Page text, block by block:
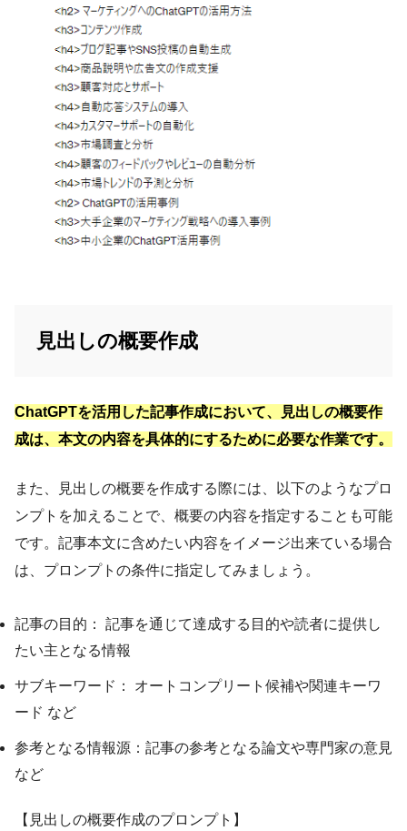
見出しの概要作成
ChatGPTを活用した記事作成において、見出しの概要作
成は、本文の内容を具体的にするために必要な作業です。
また、見出しの概要を作成する際には、以下のようなプロ
ンプトを加えることで、概要の内容を指定することも可能
です。記事本文に含めたい内容をイメージ出来ている場合
は、プロンプトの条件に指定してみましょう。
記事の目的： 記事を通じて達成する目的や読者に提供し
たい主となる情報
サブキーワード： オートコンプリート候補や関連キーワ
ード など
参考となる情報源：記事の参考となる論文や専門家の意見
など
【見出しの概要作成のプロンプト】